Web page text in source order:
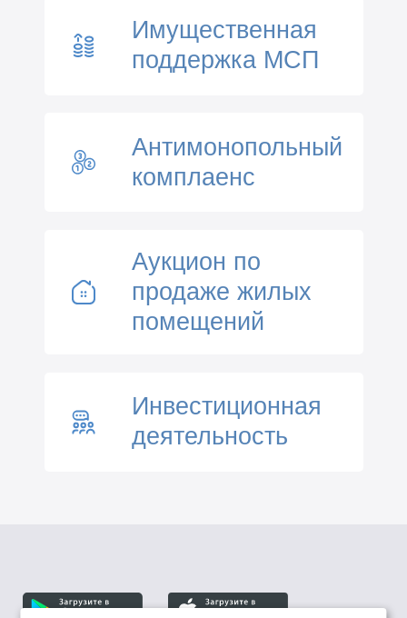
Имущественная
поддержка МСП
Антимонопольный
комплаенс
Аукцион по
продаже жилых
помещений
Инвестиционная
деятельность